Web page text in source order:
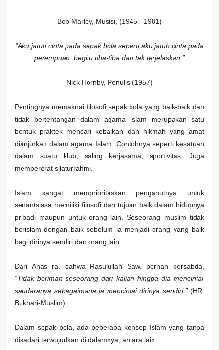
-Bob Marley, Musisi, (1945 - 1981)-
“Aku jatuh cinta pada sepak bola seperti aku jatuh cinta pada
perempuan: begitu tiba-tiba dan tak terjelaskan.”
-Nick Hornby, Penulis (1957)-
Pentingnya memaknai filosofi sepak bola yang baik-baik dan
tidak bertentangan dalam agama Islam merupakan satu
bentuk praktek mencari kebaikan dan hikmah yang amat
dianjurkan dalam agama Islam. Contohnya seperti kesatuan
dalam suatu klub, saling kerjasama, sportivitas, Juga
mempererat silaturrahmi.
Islam sangat memprioritaskan penganutnya untuk
senantsiasa memiliki filosofi dan tujuan baik dalam hidupnya
pribadi maupun untuk orang lain. Seseorang muslim tidak
berislam dengan baik sebelum ia menjadi orang yang baik
bagi dirinya sendiri dan orang lain.
Dari Anas ra. bahwa Rasulullah Saw. pernah bersabda,
“Tidak beriman seseorang dari kalian hingga dia mencintai
saudaranya sebagaimana ia mencintai dirinya sendiri.” (HR.
Bukhari-Muslim)
Dalam sepak bola, ada beberapa konsep Islam yang tanpa
disadari terwujudkan di dalamnya, antara lain: